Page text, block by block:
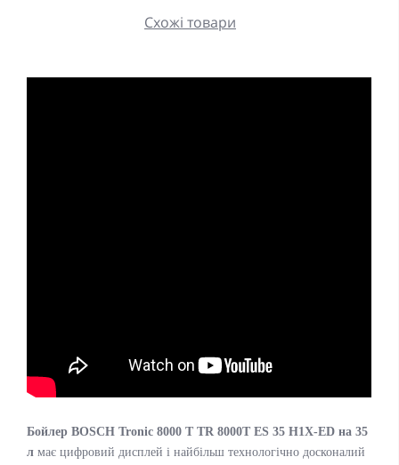
Схожі товари
Бойлер BOSCH Tronic 8000 T TR 8000T ES 35 H1X-ED на 35
л має цифровий дисплей і найбільш технологічно досконалий